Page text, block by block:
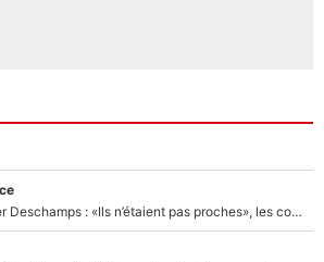
Zinédine Zidane et Didier Deschamps : «Ils n’étaient pas proches», les confidences d’un membre de l’équipe de France 1998 sur leur relation spéciale